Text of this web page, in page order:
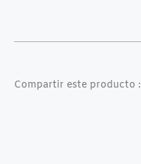
Compartir este producto :